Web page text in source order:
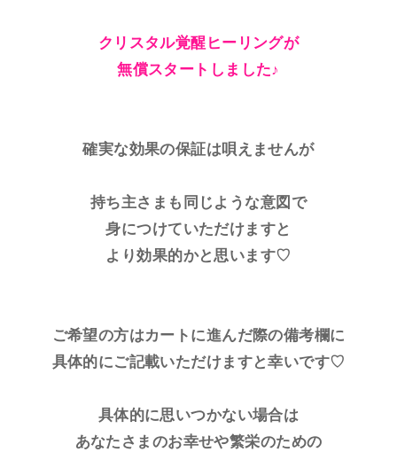
クリスタル覚醒ヒーリングが
無償スタートしました♪
確実な効果の保証は唄えませんが
持ち主さまも同じような意図で
身につけていただけますと
より効果的かと思います♡
ご希望の方はカートに進んだ際の備考欄に
具体的にご記載いただけますと幸いです♡
具体的に思いつかない場合は
あなたさまのお幸せや繁栄のための